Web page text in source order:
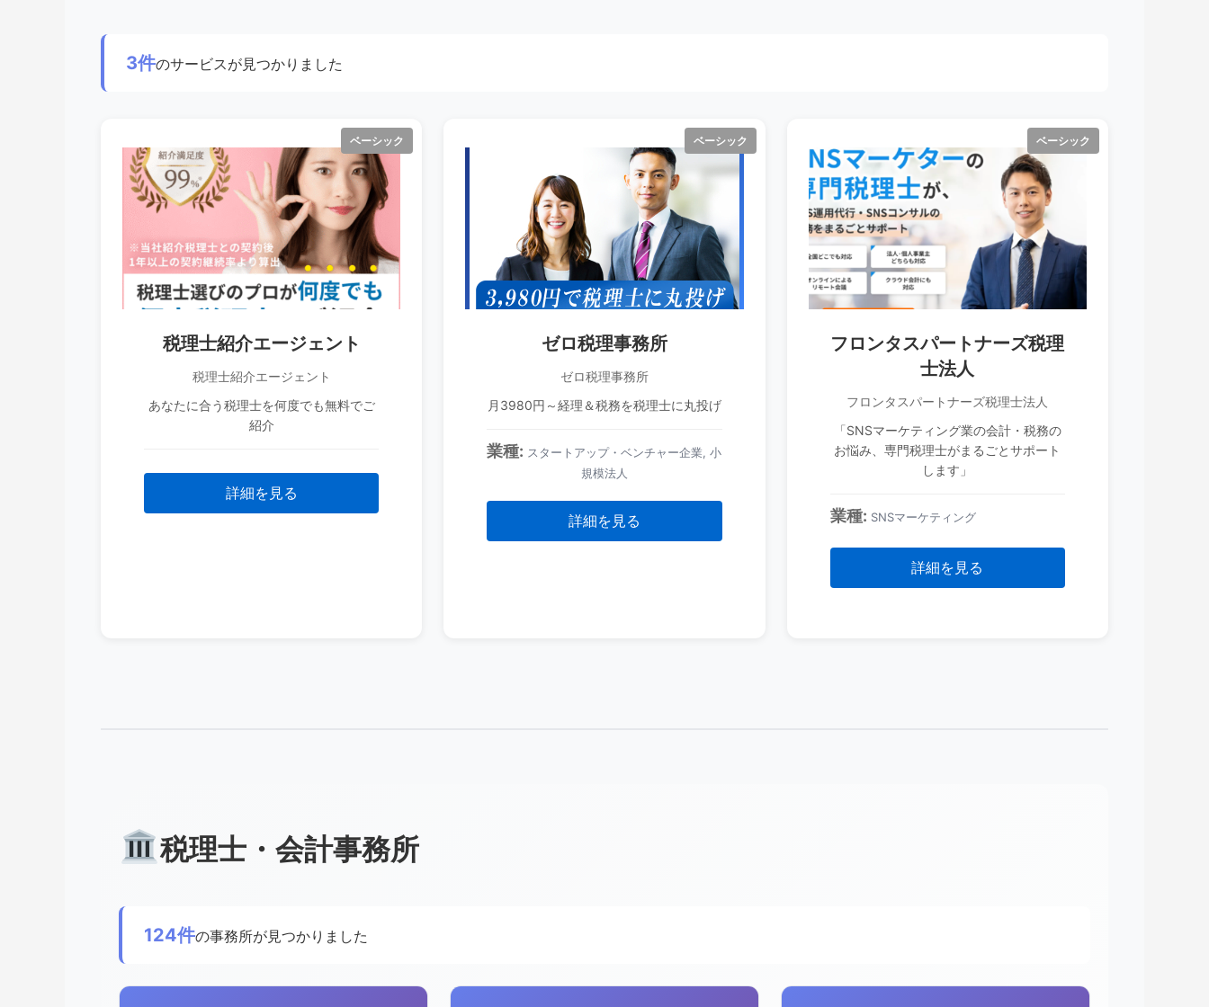
3件のサービスが見つかりました
ベーシック
税理士紹介エージェント
税理士紹介エージェント
あなたに合う税理士を何度でも無料でご
紹介
詳細を見る
ベーシック
ゼロ税理事務所
ゼロ税理事務所
月3980円～経理＆税務を税理士に丸投げ
業種: スタートアップ・ベンチャー企業, 小
規模法人
詳細を見る
ベーシック
フロンタスパートナーズ税理
士法人
フロンタスパートナーズ税理士法人
「SNSマーケティング業の会計・税務の
お悩み、専門税理士がまるごとサポート
します」
業種: SNSマーケティング
詳細を見る
税理士・会計事務所
124件の事務所が見つかりました